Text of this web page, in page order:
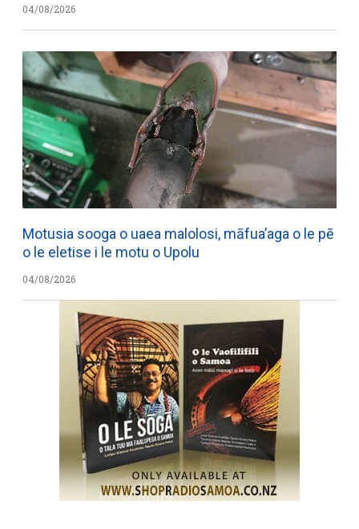
04/08/2026
Motusia sooga o uaea malolosi, māfua’aga o le pē
o le eletise i le motu o Upolu
04/08/2026